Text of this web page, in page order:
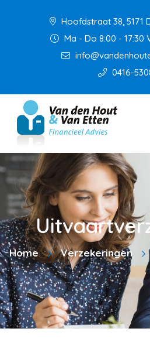
Hoofdstraat 38, 5171
Ma - Do 8:00 - 17:30
0416-
Home Verzekeringen